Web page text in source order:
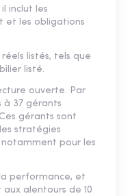
inclut les
et les obligations
listés, tels que
listé.
ouverte. Par
à 37 gérants
gérants sont
stratégies
notamment pour les
performance, et
alentours de 10